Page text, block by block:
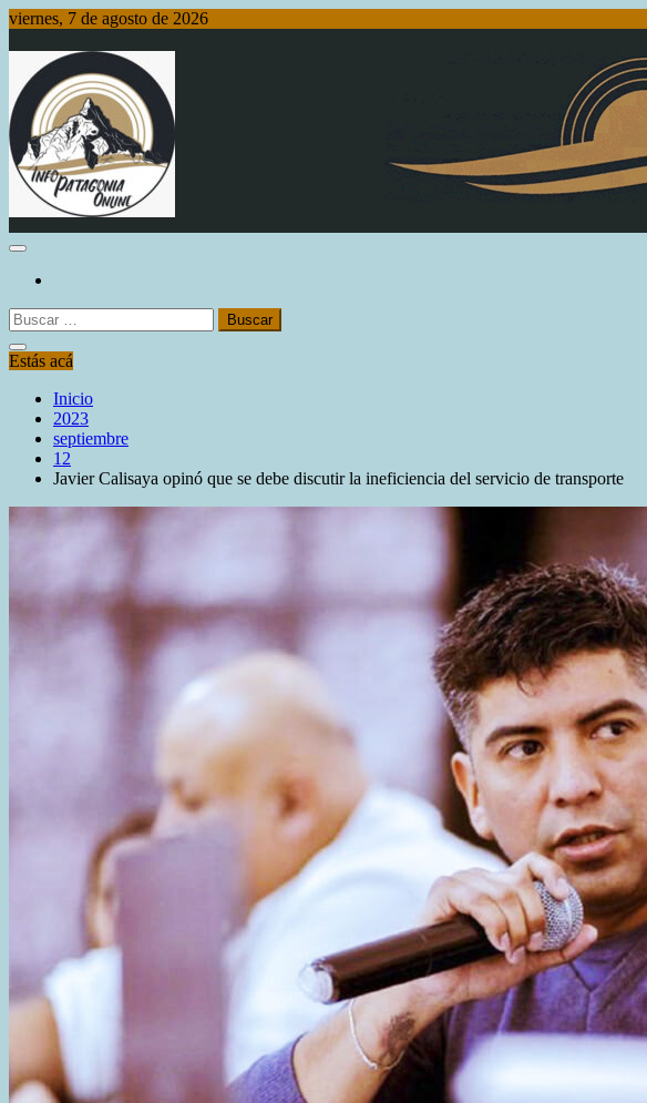
Saltar
contenido
viernes, 7 de agosto de 2026
Info Patagonia Online
Buscar:
Estás acá
Inicio
2023
septiembre
12
Javier Calisaya opinó que se debe discutir la ineficiencia del servicio de transporte